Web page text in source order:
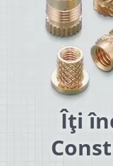
Îți